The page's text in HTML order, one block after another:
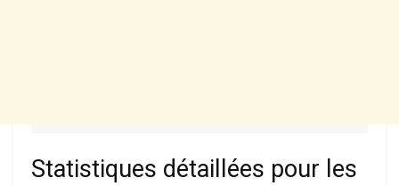
Statistiques détaillées pour les